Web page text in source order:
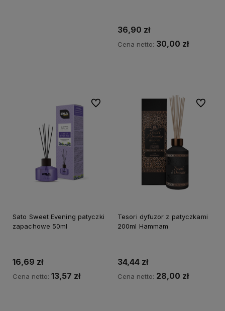
36,90 zł
Cena netto: 30,00 zł
Sato Sweet Evening patyczki
zapachowe 50ml
16,69 zł
Cena netto: 13,57 zł
Do ulubionych
Tesori dyfuzor z patyczkami
200ml Hammam
34,44 zł
Cena netto: 28,00 zł
Do